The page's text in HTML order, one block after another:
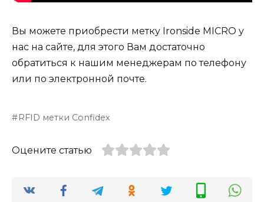
Вы можете приобрести метку Ironside MICRO у
нас на сайте, для этого Вам достаточно
обратиться к нашим менеджерам по телефону
или по электронной почте.
RFID метки Confidex
Оцените статью